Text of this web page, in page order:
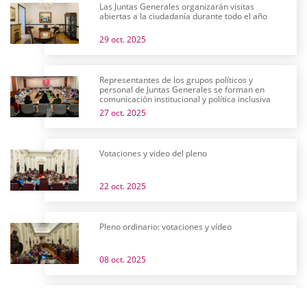
Las Juntas Generales organizarán visitas
abiertas a la ciudadanía durante todo el año
29 oct. 2025
Representantes de los grupos políticos y
personal de Juntas Generales se forman en
comunicación institucional y política inclusiva
27 oct. 2025
Votaciones y video del pleno
22 oct. 2025
Pleno ordinario: votaciones y vídeo
08 oct. 2025